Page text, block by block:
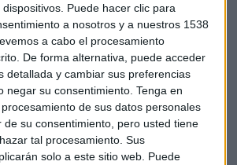
Puede hacer clic para
a nosotros y a nuestros 1538
a cabo el procesamiento
De forma alternativa, puede acceder
detallada y cambiar sus preferencias
negar su consentimiento. Tenga en
de sus datos personales
de su consentimiento, pero usted tiene
tal procesamiento. Sus
solo a este sitio web. Puede
Bimba y Lola
el punto de vista del anunciante, en
retail, contamos también con Elena
Directora de Marketing Digital de
su experiencia en el trabajo con el
el año complicado que todo hemos
pautas interesantes para el sector